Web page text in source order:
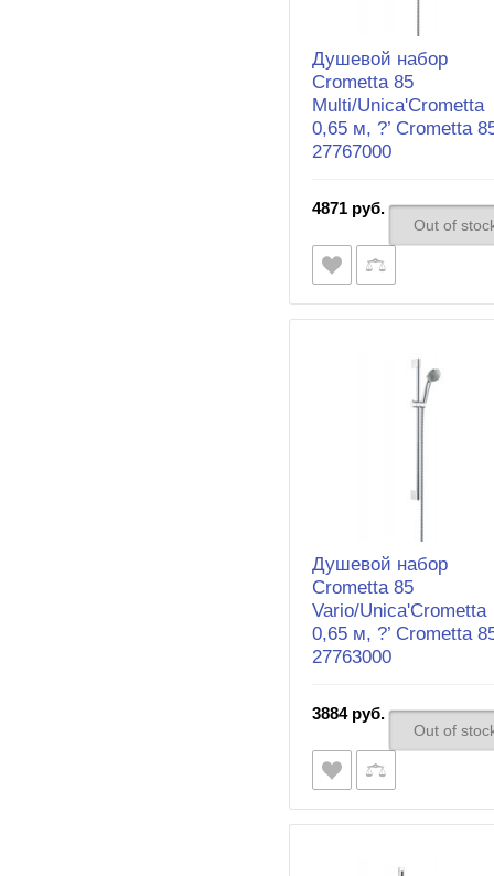
Душевой набор
Crometta 85
Multi/Unica'Crometta
0,65 м, ?’ Crometta
27767000
4871 руб.
Out of
Душевой набор
Crometta 85
Vario/Unica'Crometta
0,65 м, ?’ Crometta
27763000
3884 руб.
Out of